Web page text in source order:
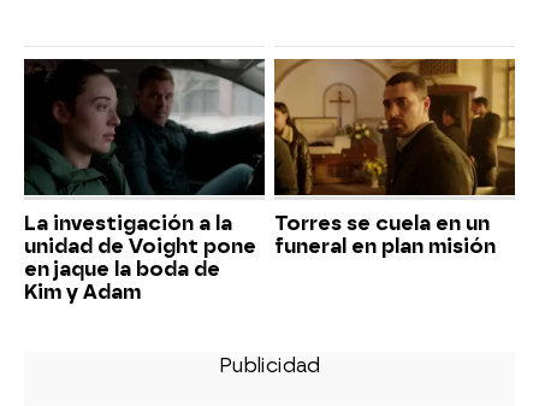
La investigación a la
unidad de Voight pone
en jaque la boda de
Kim y Adam
Torres se cuela en un
funeral en plan misión